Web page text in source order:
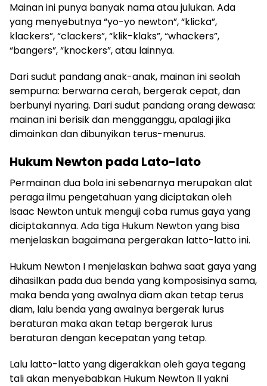
Mainan ini punya banyak nama atau julukan. Ada
yang menyebutnya “yo-yo newton”, “klicka”,
klackers”, “clackers”, “klik-klaks”, “whackers”,
“bangers”, “knockers”, atau lainnya.
Dari sudut pandang anak-anak, mainan ini seolah
sempurna: berwarna cerah, bergerak cepat, dan
berbunyi nyaring. Dari sudut pandang orang dewasa:
mainan ini berisik dan mengganggu, apalagi jika
dimainkan dan dibunyikan terus-menurus.
Hukum Newton pada Lato-lato
Permainan dua bola ini sebenarnya merupakan alat
peraga ilmu pengetahuan yang diciptakan oleh
Isaac Newton untuk menguji coba rumus gaya yang
diciptakannya. Ada tiga Hukum Newton yang bisa
menjelaskan bagaimana pergerakan latto-latto ini.
Hukum Newton I menjelaskan bahwa saat gaya yang
dihasilkan pada dua benda yang komposisinya sama,
maka benda yang awalnya diam akan tetap terus
diam, lalu benda yang awalnya bergerak lurus
beraturan maka akan tetap bergerak lurus
beraturan dengan kecepatan yang tetap.
Lalu latto-latto yang digerakkan oleh gaya tegang
tali akan menyebabkan Hukum Newton II yakni